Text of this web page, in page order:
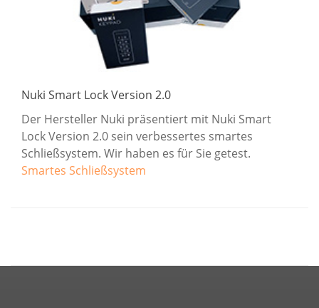
Nuki Smart Lock Version 2.0
Der Hersteller Nuki präsentiert mit Nuki Smart
Lock Version 2.0 sein verbessertes smartes
Schließsystem. Wir haben es für Sie getest.
Smartes Schließsystem